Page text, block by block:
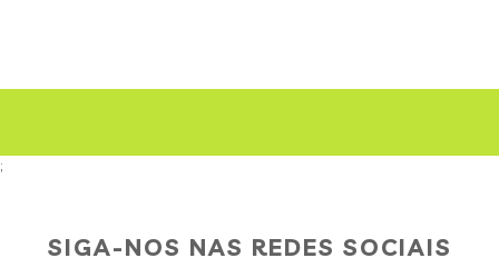
;
SIGA-NOS NAS REDES SOCIAIS